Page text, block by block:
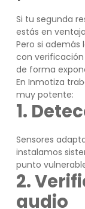
Si tu segunda
estás en
Pero si además
con
de forma
En Inmotiza
muy potente:
1.
Sensores
instalamos
punto
2.
audio